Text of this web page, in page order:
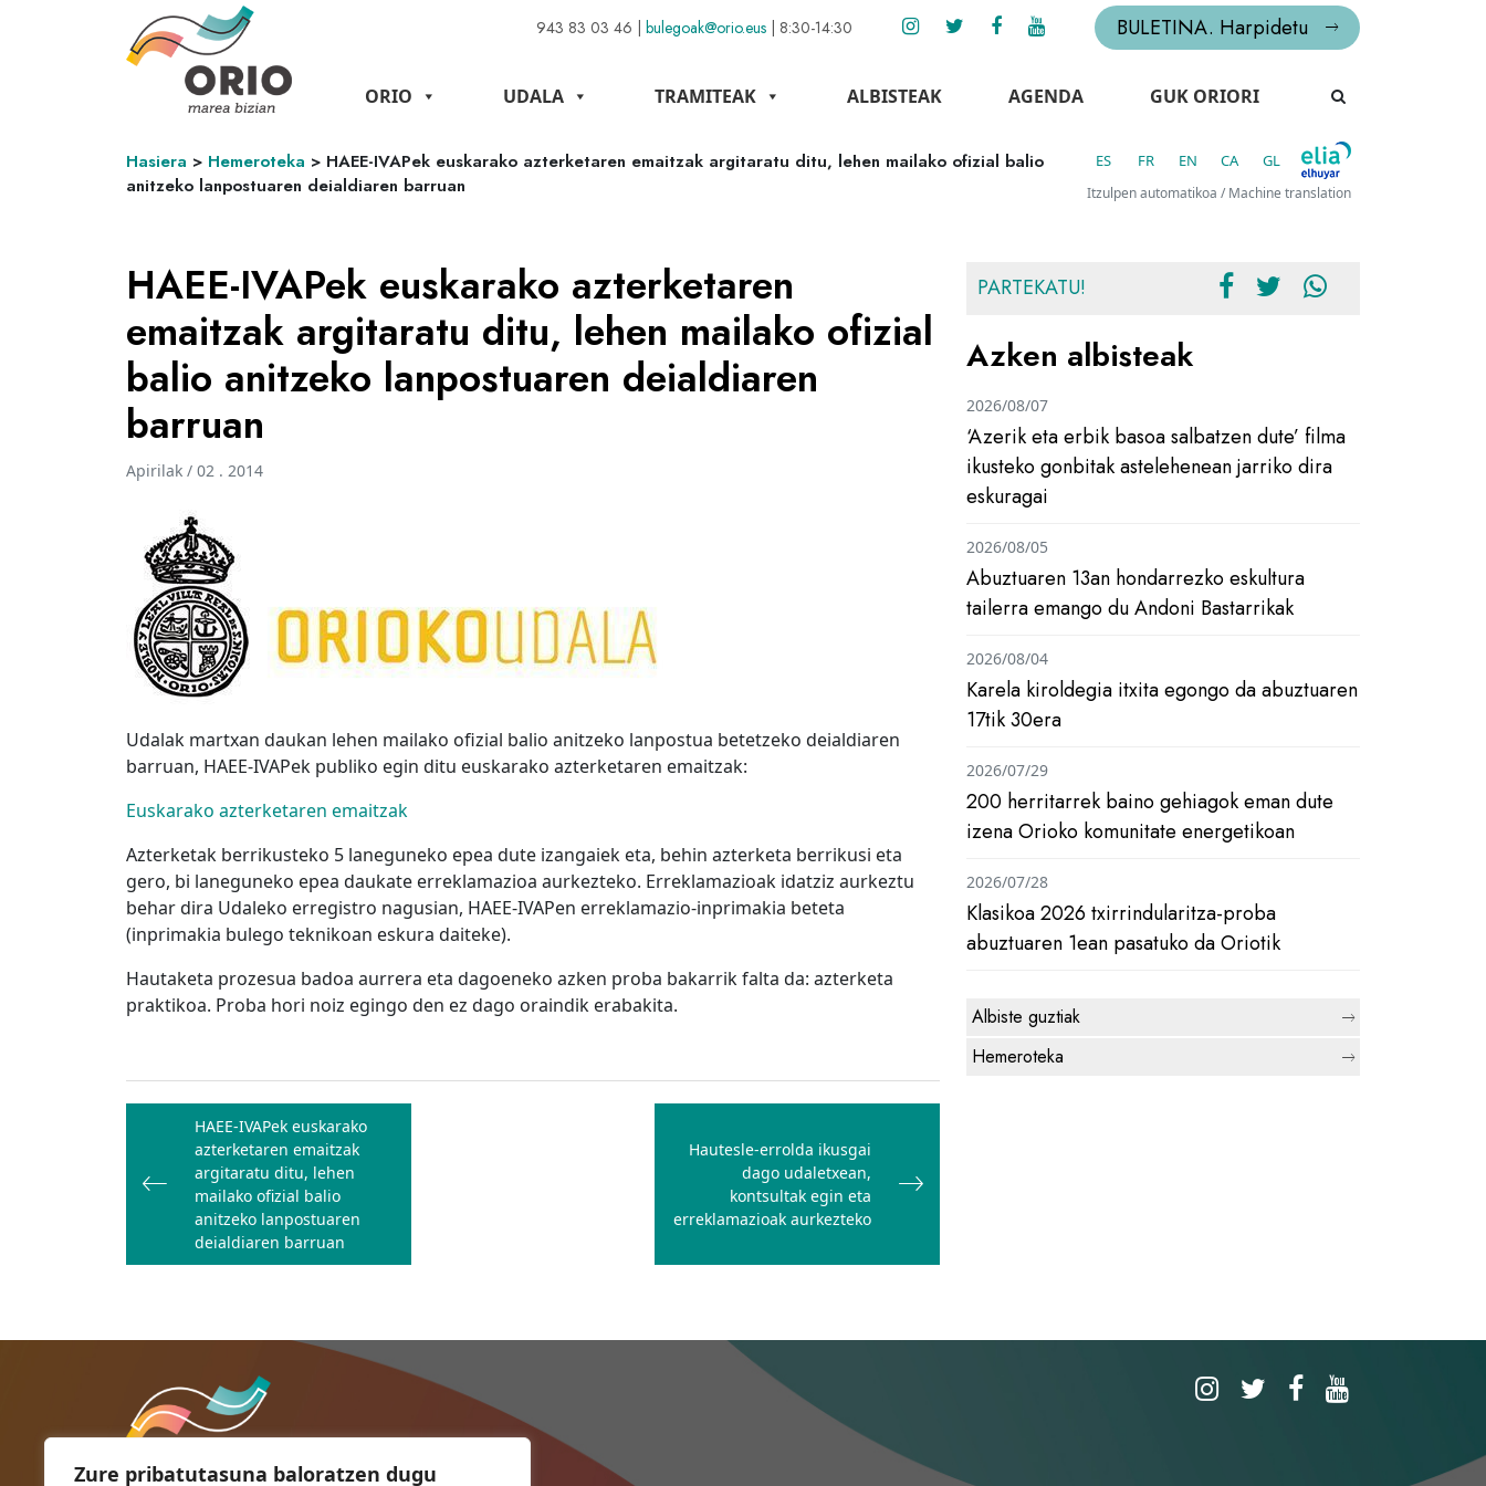
Zure pribatutasuna baloratzen dugu
943 83 03 46 | bulegoak@orio.eus | 8:30-14:30 BULETINA. Harpidetu
ORIO UDALA TRAMITEAK ALBISTEAK AGENDA GUK ORIORI
Hasiera > Hemeroteka > HAEE-IVAPek euskarako azterketaren emaitzak argitaratu ditu, lehen mailako ofizial balio
anitzeko lanpostuaren deialdiaren barruan
ES FR EN CA GL
Itzulpen automatikoa / Machine translation
HAEE-IVAPek euskarako azterketaren
emaitzak argitaratu ditu, lehen mailako ofizial
balio anitzeko lanpostuaren deialdiaren
barruan
Apirilak / 02 . 2014
Udalak martxan daukan lehen mailako ofizial balio anitzeko lanpostua betetzeko deialdiaren
barruan, HAEE-IVAPek publiko egin ditu euskarako azterketaren emaitzak:
Euskarako azterketaren emaitzak
Azterketak berrikusteko 5 laneguneko epea dute izangaiek eta, behin azterketa berrikusi eta
gero, bi laneguneko epea daukate erreklamazioa aurkezteko. Erreklamazioak idatziz aurkeztu
behar dira Udaleko erregistro nagusian, HAEE-IVAPen erreklamazio-inprimakia beteta
(inprimakia bulego teknikoan eskura daiteke).
Hautaketa prozesua badoa aurrera eta dagoeneko azken proba bakarrik falta da: azterketa
praktikoa. Proba hori noiz egingo den ez dago oraindik erabakita.
Bidalketetan
zehar
nabigatu
HAEE-IVAPek euskarako
azterketaren emaitzak
argitaratu ditu, lehen
mailako ofizial balio
anitzeko lanpostuaren
deialdiaren barruan
Hautesle-errolda ikusgai
dago udaletxean,
kontsultak egin eta
erreklamazioak aurkezteko
PARTEKATU!
Azken albisteak
‘Azerik eta erbik basoa salbatzen dute’ filma
ikusteko gonbitak astelehenean jarriko dira
eskuragai
2026/08/07
Abuztuaren 13an hondarrezko eskultura
tailerra emango du Andoni Bastarrikak
2026/08/05
Karela kiroldegia itxita egongo da abuztuaren
17tik 30era
2026/08/04
200 herritarrek baino gehiagok eman dute
izena Orioko komunitate energetikoan
2026/07/29
Klasikoa 2026 txirrindularitza-proba
abuztuaren 1ean pasatuko da Oriotik
2026/07/28
Albiste guztiak
Hemeroteka